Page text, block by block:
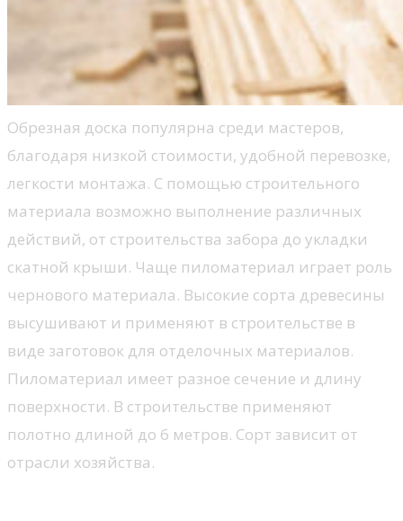
Обрезная доска популярна среди мастеров,
благодаря низкой стоимости, удобной перевозке,
легкости монтажа. С помощью строительного
материала возможно выполнение различных
действий, от строительства забора до укладки
скатной крыши. Чаще пиломатериал играет роль
чернового материала. Высокие сорта древесины
высушивают и применяют в строительстве в
виде заготовок для отделочных материалов.
Пиломатериал имеет разное сечение и длину
поверхности. В строительстве применяют
полотно длиной до 6 метров. Сорт зависит от
отрасли хозяйства.